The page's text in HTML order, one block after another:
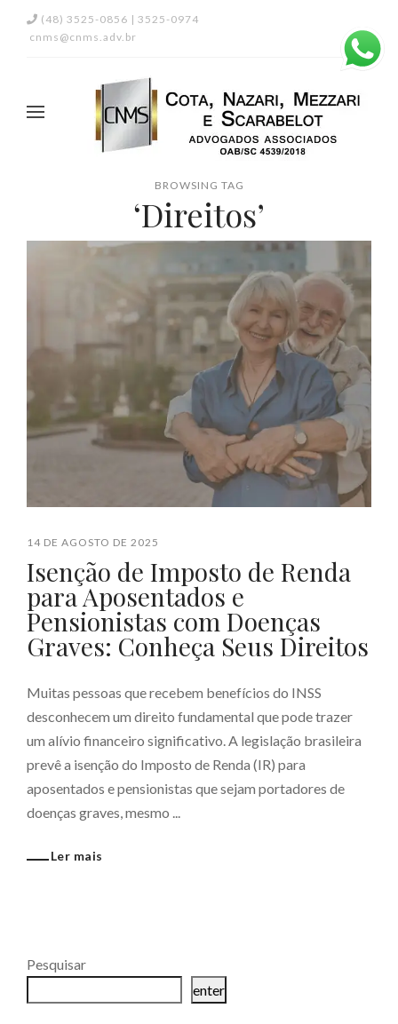
(48) 3525-0856 | 3525-0974
cnms@cnms.adv.br
BROWSING TAG
‘Direitos’
14 DE AGOSTO DE 2025
Isenção de Imposto de Renda
para Aposentados e
Pensionistas com Doenças
Graves: Conheça Seus Direitos
Muitas pessoas que recebem benefícios do INSS
desconhecem um direito fundamental que pode trazer
um alívio financeiro significativo. A legislação brasileira
prevê a isenção do Imposto de Renda (IR) para
aposentados e pensionistas que sejam portadores de
doenças graves, mesmo ...
Ler mais
Pesquisar
enter